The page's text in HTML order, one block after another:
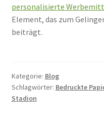
personalisierte
Element, das zum
beiträgt.
Kategorie: Blog
Schlagwörter: Bedruckte
Stadion